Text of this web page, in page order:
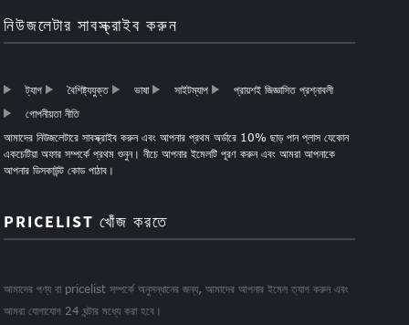
নিউজলেটার সাবস্ক্রাইব করুন
ট্যাগ বৈশিষ্ট্যযুক্ত ভাষা সাইটম্যাপ
প্রায়শই জিজ্ঞাসিত প্রশ্নাবলী
গোপনীয়তা নীতি
আমাদের নিউজলেটারে সাবস্ক্রাইব করুন এবং আপনার প্রথম অর্ডারে 10% ছাড় পান প্লাস যেকোন
একচেটিয়া অফার সম্পর্কে প্রথম শুনুন। নীচে আপনার ইমেলটি পূরণ করুন এবং আমরা আপনাকে
আপনার ডিসকাউন্ট কোড পাঠাব।
PRICELIST খোঁজ করতে
আমাদের পণ্য বা pricelist সম্পর্কে অনুসন্ধানের জন্য, আমাদের আপনার ইমেল ত্যাগ করুন এবং
আমরা যোগাযোগ 24 ঘন্টার মধ্যে করা হবে।